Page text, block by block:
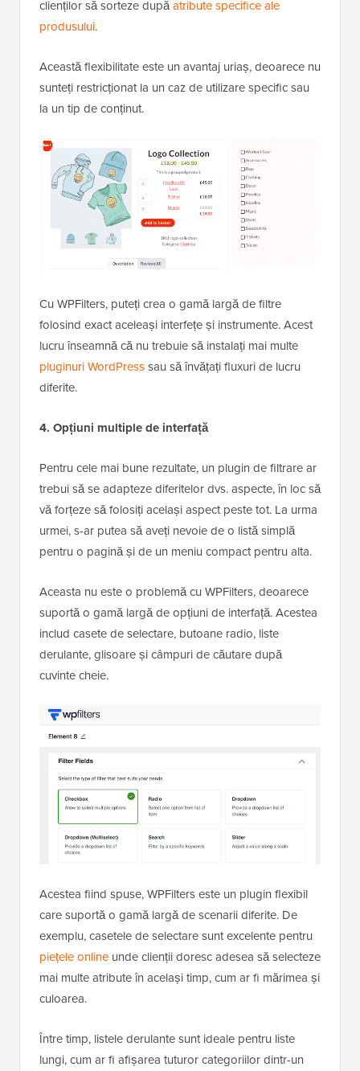
clienților să sorteze dupăatribute specifice ale
produsului.
Această flexibilitate este un avantaj uriaș, deoarece nu
sunteți restricționat la un caz de utilizare specific sau
la un tip de conținut.
Cu WPFilters, puteți crea o gamă largă de filtre
folosind exact aceleași interfețe și instrumente. Acest
lucru înseamnă că nu trebuie să instalați mai multe
pluginuri WordPresssau să învățați fluxuri de lucru
diferite.
4. Opțiuni multiple de interfață
Pentru cele mai bune rezultate, un plugin de filtrare ar
trebui să se adapteze diferitelor dvs. aspecte, în loc să
vă forțeze să folosiți același aspect peste tot. La urma
urmei, s-ar putea să aveți nevoie de o listă simplă
pentru o pagină și de un meniu compact pentru alta.
Aceasta nu este o problemă cu WPFilters, deoarece
suportă o gamă largă de opțiuni de interfață. Acestea
includ casete de selectare, butoane radio, liste
derulante, glisoare și câmpuri de căutare după
cuvinte cheie.
Acestea fiind spuse, WPFilters este un plugin flexibil
care suportă o gamă largă de scenarii diferite. De
exemplu, casetele de selectare sunt excelente pentru
piețele online unde clienții doresc adesea să selecteze
mai multe atribute în același timp, cum ar fi mărimea și
culoarea.
Între timp, listele derulante sunt ideale pentru liste
lungi, cum ar fi afișarea tuturor categoriilor dintr-un